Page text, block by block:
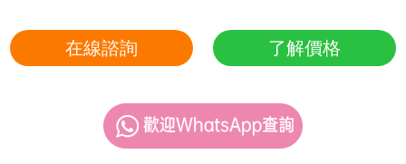
在線諮詢 了解價格